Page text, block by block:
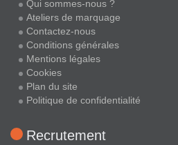
Qui sommes-nous ?
Ateliers de marquage
Contactez-nous
Conditions générales
Mentions légales
Cookies
Plan du site
Politique de confidentialité
Recrutement